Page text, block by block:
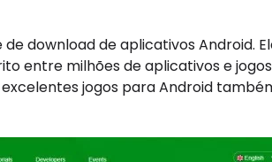
download de aplicativos Android.
entre milhões de aplicativos e
jogos para Android